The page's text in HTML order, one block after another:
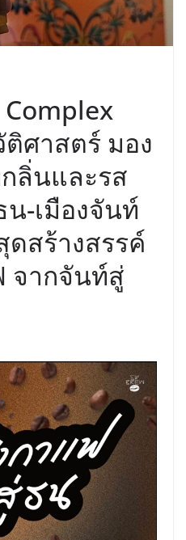
Complex
ศาสตร์ มอง
ลิ่นและรส
-เมืองจันท์
สร้างสรรค์
จากจันท์สู่